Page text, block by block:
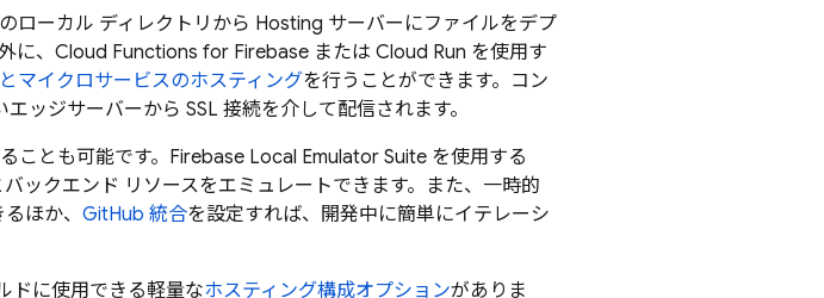
ローカル ディレクトリから Hosting サーバーにファイルをデプ
に、 Cloud Functions for Firebase または Cloud Run を使用す
マイクロサービスのホスティングを行うことができます。コン
ッジサーバーから SSL 接続を介して配信されます。
ことも可能です。 Firebase Local Emulator Suite を使用する
ックエンド リソースをエミュレートできます。また、一時的
ほか、 GitHub 統合を設定すれば、開発中に簡単にイテレーシ
ドに使用できる軽量なホスティング構成オプションがありま